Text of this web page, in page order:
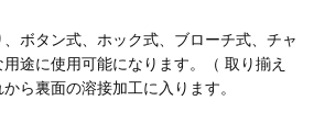
ボタン式、ホック式、ブローチ式、チャ
途に使用可能になります。（ 取り揃え
ら裏面の溶接加工に入ります。